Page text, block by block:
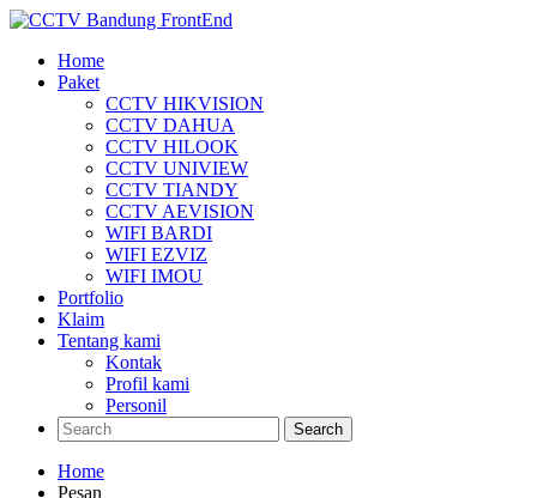
Home
Paket
CCTV HIKVISION
CCTV DAHUA
CCTV HILOOK
CCTV UNIVIEW
CCTV TIANDY
CCTV AEVISION
WIFI BARDI
WIFI EZVIZ
WIFI IMOU
Portfolio
Klaim
Tentang kami
Kontak
Profil kami
Personil
Search
Home
Pesan